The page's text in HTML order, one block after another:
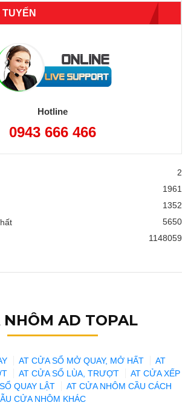
Hotline
0943 666 466
2
1961
1352
5650
1148059
NHÔM AD TOPAL
AT CỬA SỔ MỞ QUAY, MỞ HẤT
AT
AT CỬA SỔ LÙA, TRƯỢT
AT CỬA XẾP
QUAY LẬT
AT CỬA NHÔM CẦU CÁCH
CỬA NHÔM KHÁC